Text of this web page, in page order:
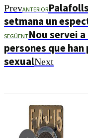
PrevANTERIOR
setmana un
SEGÜENTNou servei
persones que
sexualNext